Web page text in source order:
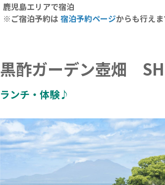
鹿児島エリアで宿泊
※ご宿泊予約は 宿泊予約ページからも行えま
黒酢ガーデン壺畑
ランチ・体験♪